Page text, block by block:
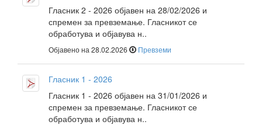
Гласник 2 - 2026 објавен на 28/02/2026 и
спремен за превземање. Гласникот се
обработува и објавува н..
Објавено на 28.02.2026 Превземи
Гласник 1 - 2026
Гласник 1 - 2026 објавен на 31/01/2026 и
спремен за превземање. Гласникот се
обработува и објавува н..